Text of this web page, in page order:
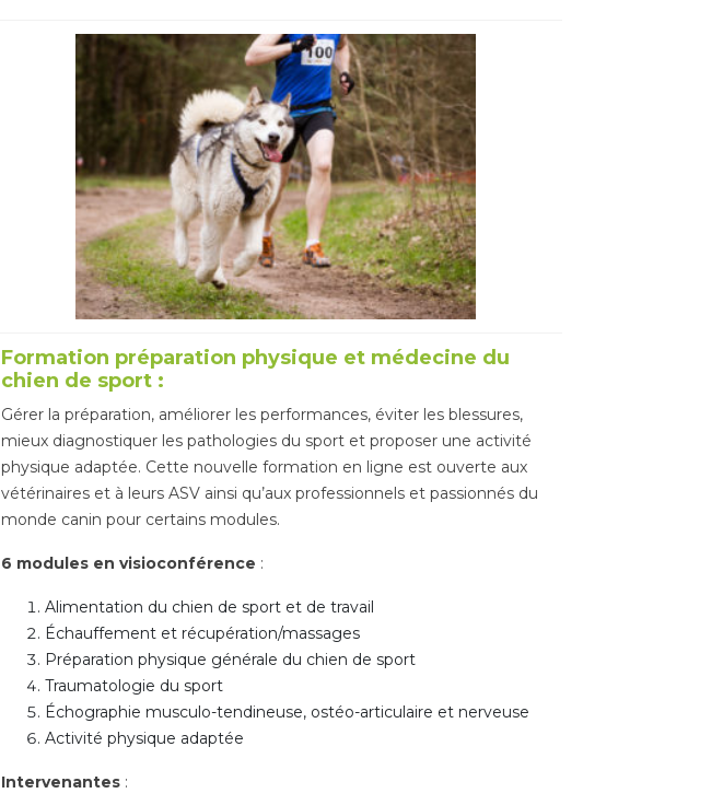
Formation préparation physique et médecine du
chien de sport :
Gérer la préparation, améliorer les performances, éviter les blessures,
mieux diagnostiquer les pathologies du sport et proposer une activité
physique adaptée. Cette nouvelle formation en ligne est ouverte aux
vétérinaires et à leurs ASV ainsi qu’aux professionnels et passionnés du
monde canin pour certains modules.
6 modules en visioconférence :
Alimentation du chien de sport et de travail
Échauffement et récupération/massages
Préparation physique générale du chien de sport
Traumatologie du sport
Échographie musculo-tendineuse, ostéo-articulaire et nerveuse
Activité physique adaptée
Intervenantes :